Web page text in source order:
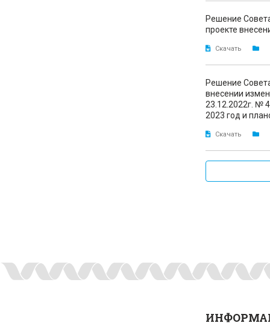
Решение
проекте
Скачать
Решение
внесении
23.12.2022г. №
2023 год и
Скачать